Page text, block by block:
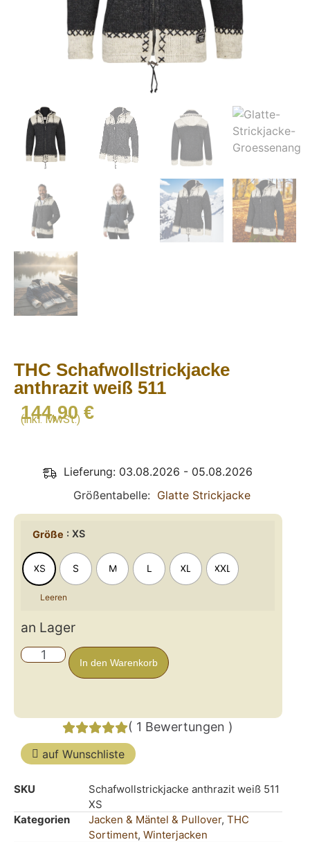
THC Schafwollstrickjacke
anthrazit weiß 511
144,90 €
(inkl. MwSt.)
Lieferung: 03.08.2026 - 05.08.2026
Größentabelle
Glatte Strickjacke
Größe : XS
XS S M L XL XXL
Leeren
an Lager
In den Warenkorb
( 1 Bewertungen )
auf Wunschliste
SKU
Schafwollstrickjacke anthrazit weiß 511
XS
Kategorien
Jacken & Mäntel & Pullover, THC
Sortiment, Winterjacken